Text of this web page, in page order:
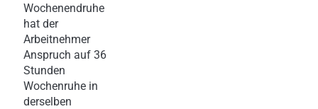
Wochenendruhe
hat der
Arbeitnehmer
Anspruch auf 36
Stunden
Wochenruhe in
derselben